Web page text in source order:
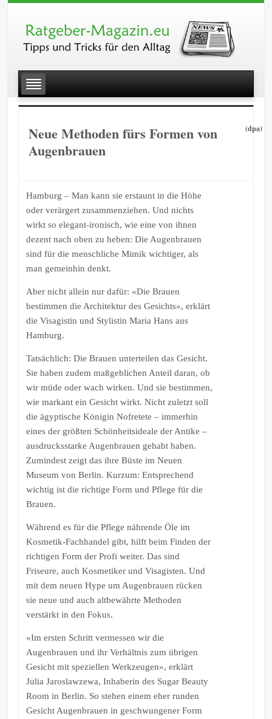
Neue Methoden fürs Formen von
Augenbrauen
(dpa)
Hamburg – Man kann sie erstaunt in die Höhe
oder verärgert zusammenziehen. Und nichts
wirkt so elegant-ironisch, wie eine von ihnen
dezent nach oben zu heben: Die Augenbrauen
sind für die menschliche Mimik wichtiger, als
man gemeinhin denkt.
Aber nicht allein nur dafür: «Die Brauen
bestimmen die Architektur des Gesichts», erklärt
die Visagistin und Stylistin Maria Hans aus
Hamburg.
Tatsächlich: Die Brauen unterteilen das Gesicht.
Sie haben zudem maßgeblichen Anteil daran, ob
wir müde oder wach wirken. Und sie bestimmen,
wie markant ein Gesicht wirkt. Nicht zuletzt soll
die ägyptische Königin Nofretete – immerhin
eines der größten Schönheitsideale der Antike –
ausdrucksstarke Augenbrauen gehabt haben.
Zumindest zeigt das ihre Büste im Neuen
Museum von Berlin. Kurzum: Entsprechend
wichtig ist die richtige Form und Pflege für die
Brauen.
Während es für die Pflege nährende Öle im
Kosmetik-Fachhandel gibt, hilft beim Finden der
richtigen Form der Profi weiter. Das sind
Friseure, auch Kosmetiker und Visagisten. Und
mit dem neuen Hype um Augenbrauen rücken
sie neue und auch altbewährte Methoden
verstärkt in den Fokus.
«Im ersten Schritt vermessen wir die
Augenbrauen und ihr Verhältnis zum übrigen
Gesicht mit speziellen Werkzeugen», erklärt
Julia Jaroslawzewa, Inhaberin des Sugar Beauty
Room in Berlin. So stehen einem eher runden
Gesicht Augenbrauen in geschwungener Form